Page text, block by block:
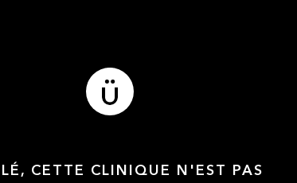
CETTE CLINIQUE N'EST PAS